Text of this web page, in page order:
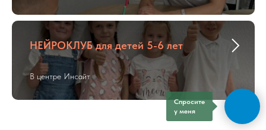
НЕЙРОКЛУБ для детей 5-6 лет
В центре Инсайт
Спросите
у меня